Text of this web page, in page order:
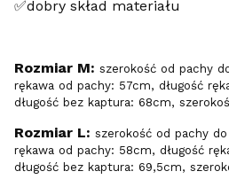
✅dobry skład materiału
Rozmiar M: szerokość od pachy
rękawa od pachy: 57cm, długość
długość bez kaptura: 68cm,
Rozmiar L: szerokość od pachy
rękawa od pachy: 58cm, długość
długość bez kaptura: 69,5cm,